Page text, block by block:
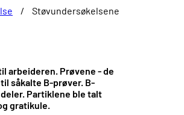
/ Støvundersøkelsene
arbeideren. Prøvene - de
såkalte B-prøver. B-
Partiklene ble talt
gratikule.